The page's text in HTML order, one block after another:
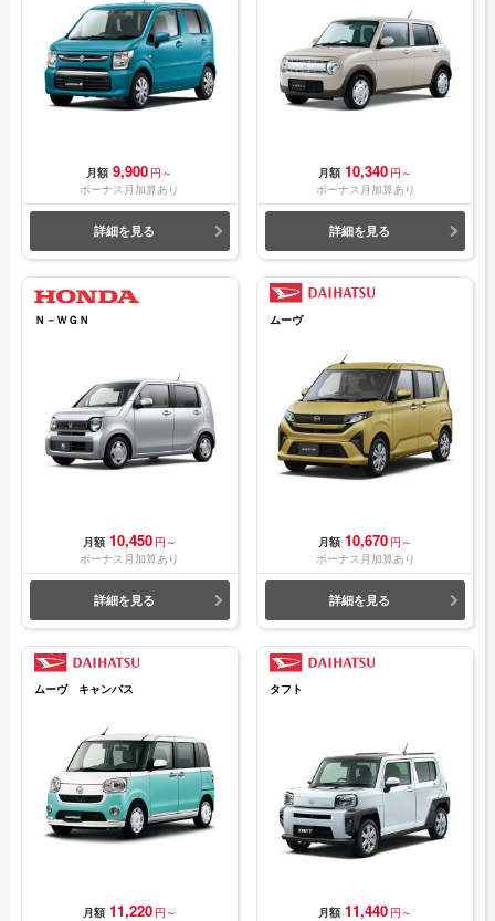
月額 9,900 円～
ボーナス月加算あり
詳細を見る
月額 10,340 円～
ボーナス月加算あり
詳細を見る
Ｎ－ＷＧＮ
月額 10,450 円～
ボーナス月加算あり
詳細を見る
ムーヴ
月額 10,670 円～
ボーナス月加算あり
詳細を見る
ムーヴ キャンバス
月額 11,220 円～
タフト
月額 11,440 円～